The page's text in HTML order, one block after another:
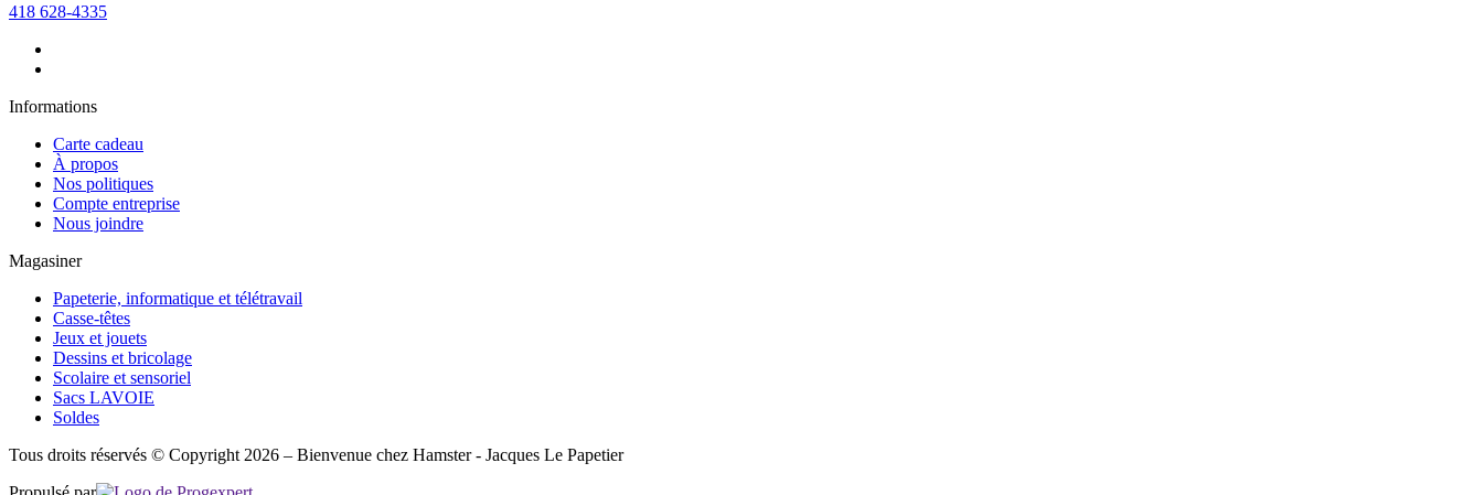
418 628-4335
Informations
Carte cadeau
À propos
Nos politiques
Compte entreprise
Nous joindre
Magasiner
Papeterie, informatique et télétravail
Casse-têtes
Jeux et jouets
Dessins et bricolage
Scolaire et sensoriel
Sacs LAVOIE
Soldes
Tous droits réservés © Copyright 2026 – Bienvenue chez Hamster - Jacques Le Papetier